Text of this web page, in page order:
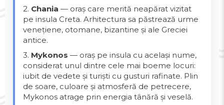
2. Chania — oraș care merită neapărat vizitat
pe insula Creta. Arhitectura sa păstrează urme
venețiene, otomane, bizantine și ale Greciei
antice.
3. Mykonos — oraș pe insula cu același nume,
considerat unul dintre cele mai boeme locuri:
iubit de vedete și turiști cu gusturi rafinate. Plin
de soare, culoare și atmosferă de petrecere,
Mykonos atrage prin energia tânără și veselă.